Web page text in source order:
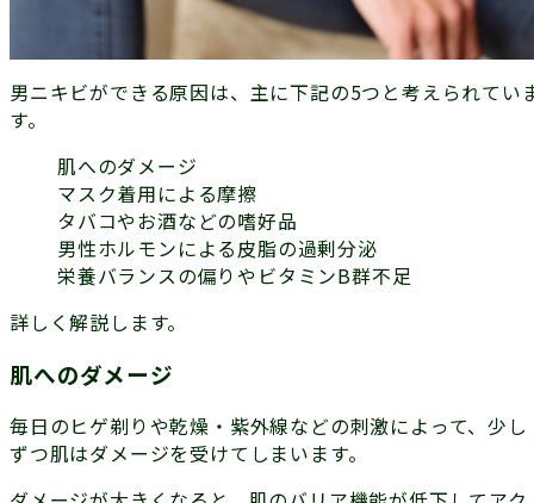
男ニキビができる原因は、主に下記の5つと考えられてい
す。
肌へのダメージ
マスク着用による摩擦
タバコやお酒などの嗜好品
男性ホルモンによる皮脂の過剰分泌
栄養バランスの偏りやビタミンB群不足
詳しく解説します。
肌へのダメージ
毎日のヒゲ剃りや乾燥・紫外線などの刺激によって、少し
ずつ肌はダメージを受けてしまいます。